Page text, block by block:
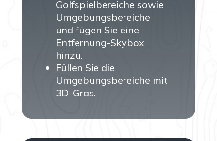
Golfspielbereiche sowie
Umgebungsbereiche
und fügen Sie eine
Entfernung-Skybox
hinzu.
Füllen Sie die
Umgebungsbereiche mit
3D-Gras.